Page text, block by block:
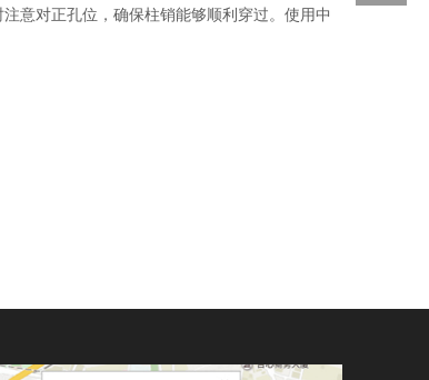
意对正孔位，确保柱销能够顺利穿过。使用中